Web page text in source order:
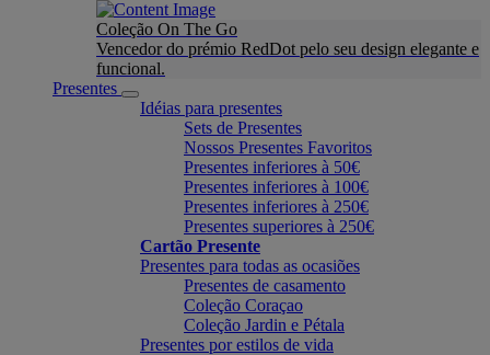
Coleção On The Go
Vencedor do prémio RedDot pelo seu design elegante e
funcional.
Presentes
Idéias para presentes
Sets de Presentes
Nossos Presentes Favoritos
Presentes inferiores à 50€
Presentes inferiores à 100€
Presentes inferiores à 250€
Presentes superiores à 250€
Cartão Presente
Presentes para todas as ocasiões
Presentes de casamento
Coleção Coraçao
Coleção Jardin e Pétala
Presentes por estilos de vida